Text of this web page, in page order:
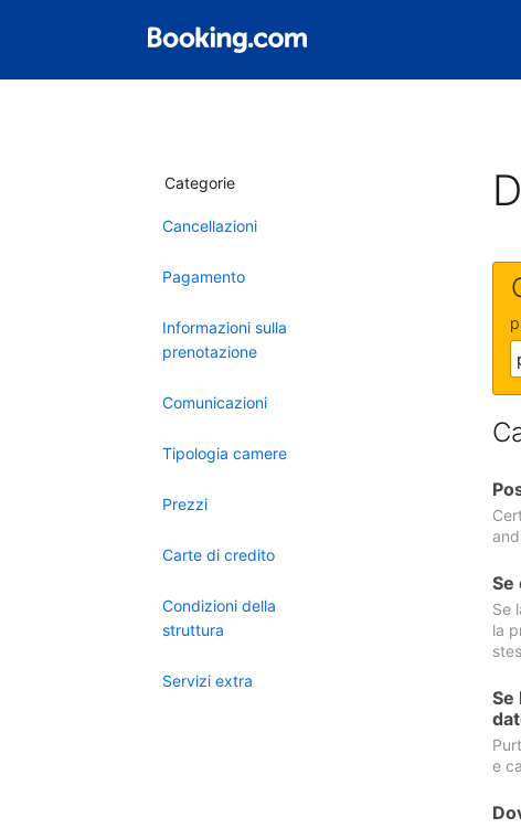
Categorie
Cancellazioni
Pagamento
Informazioni sulla
prenotazione
Comunicazioni
Tipologia camere
Prezzi
Carte di credito
Condizioni della
struttura
Servizi extra
Se
Se
la
Se
e